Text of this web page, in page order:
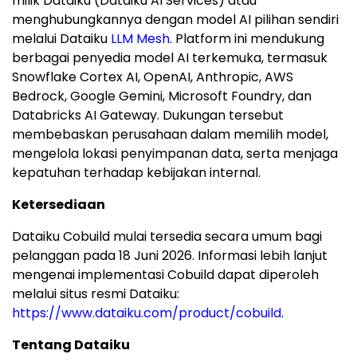
menghubungkannya dengan model AI pilihan sendiri
melalui Dataiku LLM Mesh. Platform ini mendukung
berbagai penyedia model AI terkemuka, termasuk
Snowflake Cortex AI, OpenAI, Anthropic, AWS
Bedrock, Google Gemini, Microsoft Foundry, dan
Databricks AI Gateway. Dukungan tersebut
membebaskan perusahaan dalam memilih model,
mengelola lokasi penyimpanan data, serta menjaga
kepatuhan terhadap kebijakan internal.
Ketersediaan
Dataiku Cobuild mulai tersedia secara umum bagi
pelanggan pada 18 Juni 2026. Informasi lebih lanjut
mengenai implementasi Cobuild dapat diperoleh
melalui situs resmi Dataiku:
https://www.dataiku.com/product/cobuild.
Tentang Dataiku